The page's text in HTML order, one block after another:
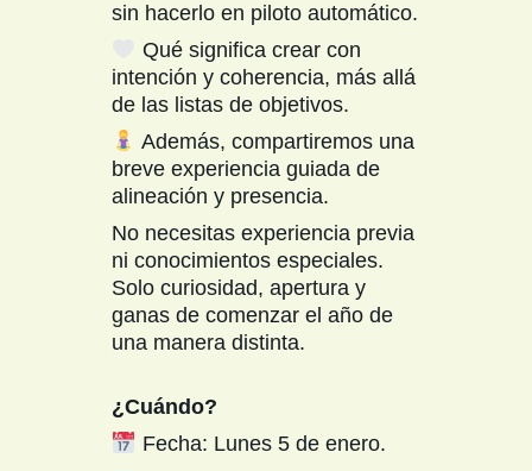
sin hacerlo en piloto automático.
Qué significa crear con
intención y coherencia, más allá
de las listas de objetivos.
​ Además, compartiremos una
breve experiencia guiada de
alineación y presencia.
No necesitas experiencia previa
ni conocimientos especiales.
Solo curiosidad, apertura y
ganas de comenzar el año de
una manera distinta.
¿Cuándo?
Fecha: Lunes 5 de enero.